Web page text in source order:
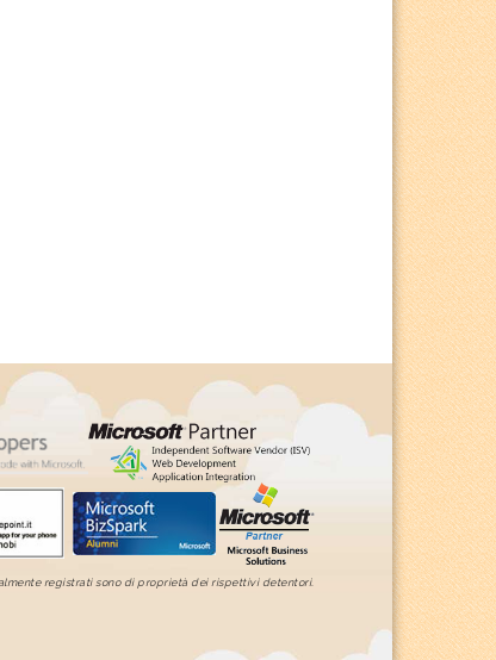
registrati sono di proprietà dei rispettivi detentori.